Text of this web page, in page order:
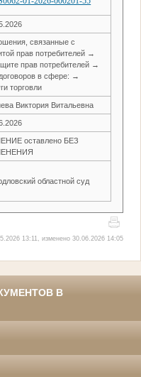
связанные с
прав потребителей →
прав потребителей →
в сфере: →
торговли
Виктория Витальевна
оставлено БЕЗ
областной суд
13:11, изменено 30.06.2026 14:05
В